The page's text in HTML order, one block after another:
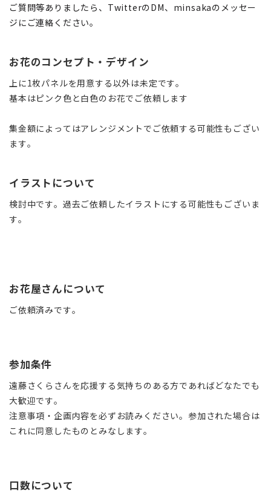
ご質問等ありましたら、TwitterのDM、minsakaのメッセー
ジにご連絡ください。
お花のコンセプト・デザイン
上に1枚パネルを用意する以外は未定です。
基本はピンク色と白色のお花でご依頼します
集金額によってはアレンジメントでご依頼する可能性もござい
ます。
イラストについて
検討中です。過去ご依頼したイラストにする可能性もございま
す。
お花屋さんについて
ご依頼済みです。
参加条件
遠藤さくらさんを応援する気持ちのある方であればどなたでも
大歓迎です。
注意事項・企画内容を必ずお読みください。参加された場合は
これに同意したものとみなします。
口数について